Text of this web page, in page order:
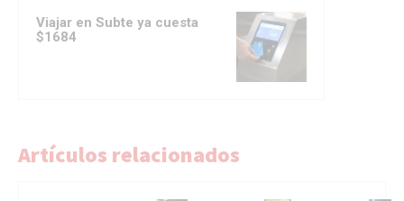
Viajar en Subte ya cuesta
$1684
Artículos relacionados